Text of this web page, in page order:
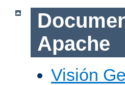
Apache
Visión